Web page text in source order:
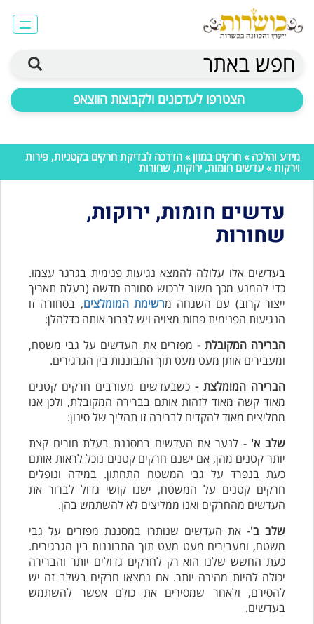
חפש באתר
הצטרפו לעדכונים ולקבוצות הווצאפ
מידע והלכה » חרקים במזון» הדרכה לבדיקת חרקים בקטניות, פירות
וירקות» עדשים חומות, ירוקות, שחורות
עדשים חומות, ירוקות,
שחורות
בעדשים אלו עלולה להמצא נגיעות פנימית בגרגר עצמו.
כדי להמנע מכך חשוב לרכוש סחורה חדשה (בעלת תאריך
ייצור קרוב) עם השגחה מרשימת המומלצים, בסחורה זו
הנגיעות הפנימית פחות מצויה ויש לברור אותה כדלהלן:
הברירה המקובלת - מפזרים את העדשים על גבי משטח,
ומעבירים אותן מעט מעט תוך התבוננות בין הגרגירים.
הברירה המומלצת -כשבעדשים מעורבים חרקים קטנים
מאוד קשה מאוד לזהות אותם בברירה המקובלת, ולכן אנו
ממליצים מאוד להקדים לברירה זו תהליך של סינון:
שלב א' - לנער את העדשים במסננת בעלת חורים קצת
יותר קטנים מהן, אם ישנם חרקים קטנים נוכל לראות אותם
כעת בנפרד על גבי המשטח התחתון. במידה ונופלים
חרקים קטנים על המשטח, ישנו קושי גדול לברור את
העדשים מהחרקים ואנו ממליצים לא להשתמש בהן.
שלב ב'- את העדשים שנותרו במסננת מפזרים על גבי
משטח, ומעבירים מעט מעט תוך התבוננות בין הגרגירים.
כעת החשש שלנו הוא רק לחרקים גדולים יותר והברירה
יכולה להיות מהירה יותר. אם נמצאו חרקים בשלב זה יש
להסירם, ולאחר שמסירים את כולם אפשר להשתמש
בעדשים.